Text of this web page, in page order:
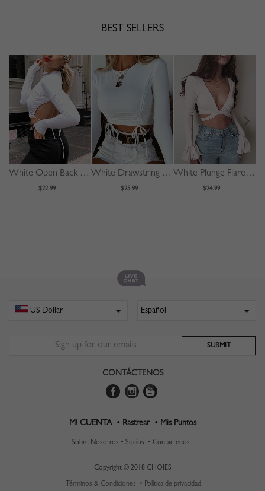
BEST SELLERS
White Open Back Long Sleeve Crop Top
$22.99
White Drawstring Front Long Sleeve Crop Top
$25.99
White Plunge Flare Sleeve Crop Top
$24.99
CONTÁCTENOS
MI CUENTA • Rastrear • Mis Puntos
Sobre Nosotros • Socios • Contáctenos
Copyright © 2018 CHOIES
Términos & Condiciones • Política de privacidad